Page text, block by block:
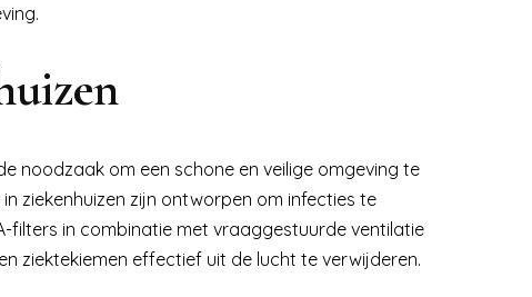
noodzaak om een schone en veilige omgeving te
ziekenhuizen zijn ontworpen om infecties te
filters in combinatie met vraaggestuurde ventilatie
ziektekiemen effectief uit de lucht te verwijderen.